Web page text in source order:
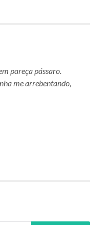
pareça pássaro.
me arrebentando,